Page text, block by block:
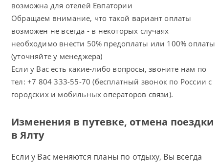
возможна для отелей Евпатории
Обращаем внимание, что такой вариант оплаты
возможен не всегда - в некоторых случаях
необходимо внести 50% предоплаты или 100% оплаты
(уточняйте у менеджера)
Если у Вас есть какие-либо вопросы, звоните нам по
тел: +7 804 333-55-70 (бесплатный звонок по России с
городских и мобильных операторов связи).
Изменения в путевке, отмена поездки
в Ялту
Если у Вас меняются планы по отдыху, Вы всегда